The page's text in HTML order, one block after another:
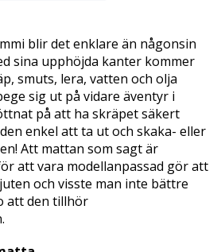
blir det enklare än någonsin
sina upphöjda kanter kommer
smuts, lera, vatten och olja
sig ut på vidare äventyr i
på att ha skräpet säkert
enkel att ta ut och skaka- eller
Att mattan som sagt är
att vara modellanpassad gör att
och visste man inte bättre
att den tillhör